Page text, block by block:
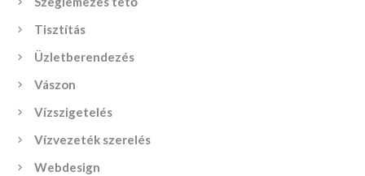
Tisztítás
Üzletberendezés
Vászon
Vízszigetelés
Vízvezeték szerelés
Webdesign